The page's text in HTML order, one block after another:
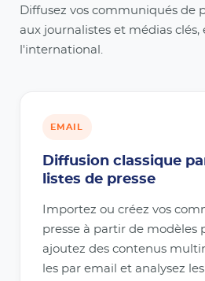
Diffusez vos communiqués de
aux journalistes et médias clés,
l'international.
EMAIL
Diffusion classique
listes de presse
Importez ou créez vos
presse à partir de modèles
ajoutez des contenus
les par email et analysez